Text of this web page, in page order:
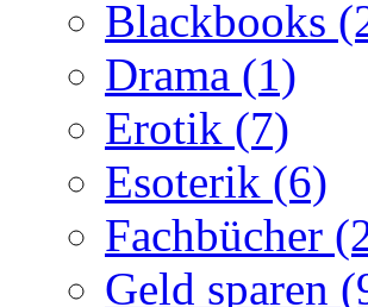
Blackbooks
Drama (1)
Erotik (7)
Esoterik (6)
Fachbücher
Geld sparen